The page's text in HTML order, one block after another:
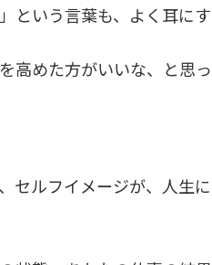
という言葉も、よく耳に
高めた方がいいな、と思
セルフイメージが、人生